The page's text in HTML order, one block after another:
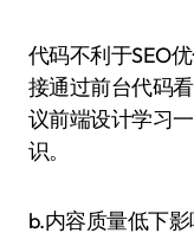
代码不利于SEO
接通过前台代码
议前端设计学习
识。
b.内容质量低下